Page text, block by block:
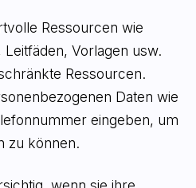
Ressourcen wie
Vorlagen usw.
Ressourcen.
Daten wie
eingeben, um
zu können.